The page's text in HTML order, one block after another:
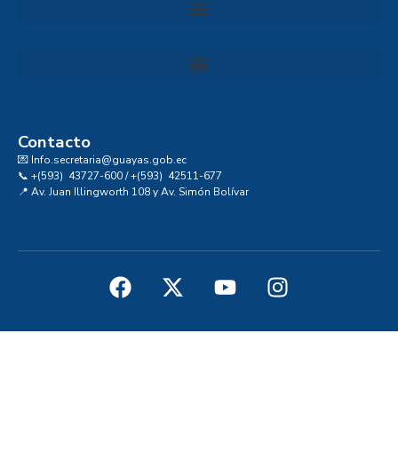
Contacto
💌 Info.secretaria@guayas.gob.ec
📞 +(593) 43727-600 / +(593) 42511-677
📍 Av. Juan Illingworth 108 y Av. Simón Bolívar